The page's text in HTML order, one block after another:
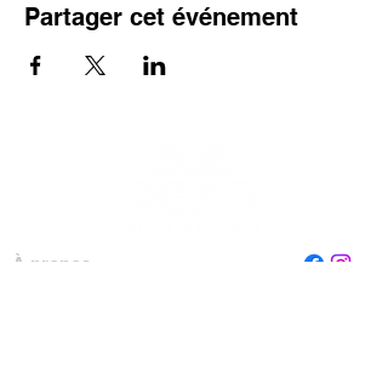
Partager cet événement
À propos